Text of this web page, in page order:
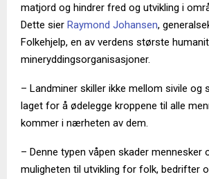
matjord og hindrer fred og utvikling i
Dette sier Raymond Johansen,
Folkehjelp, en av verdens største
mineryddingsorganisasjoner.
– Landminer skiller ikke mellom sivile og
laget for å ødelegge kroppene til alle
kommer i nærheten av dem.
– Denne typen våpen skader mennesker
muligheten til utvikling for folk, bedrifter